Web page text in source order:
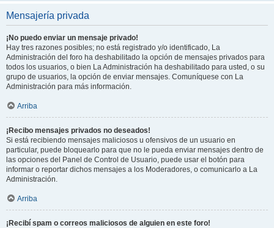
Mensajería privada
¡No puedo enviar un mensaje privado!
Hay tres razones posibles; no está registrado y/o identificado, La
Administración del foro ha deshabilitado la opción de mensajes privados para
todos los usuarios, o bien La Administración ha deshabilitado para usted, o su
grupo de usuarios, la opción de enviar mensajes. Comuníquese con La
Administración para más información.
Arriba
¡Recibo mensajes privados no deseados!
Si está recibiendo mensajes maliciosos u ofensivos de un usuario en
particular, puede bloquearlo para que no le pueda enviar mensajes dentro de
las opciones del Panel de Control de Usuario, puede usar el botón para
informar o reportar dichos mensajes a los Moderadores, o comunicarlo a La
Administración.
Arriba
¡Recibí spam o correos maliciosos de alguien en este foro!